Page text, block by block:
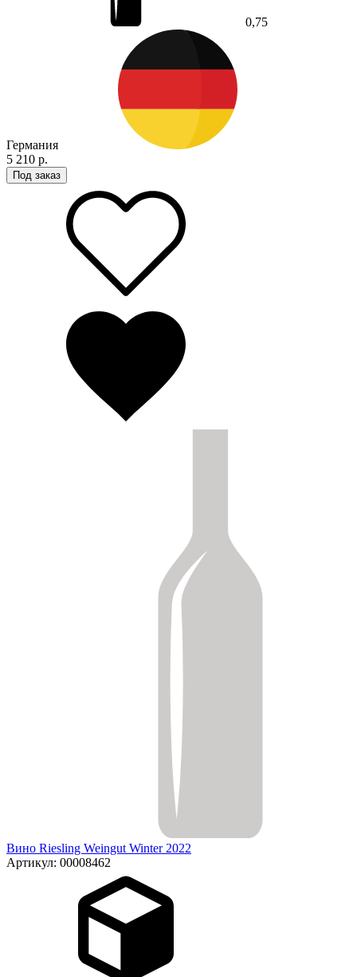
0,75
Германия
5 210 р.
Под заказ
Вино Riesling Weingut Winter 2022
Артикул: 00008462